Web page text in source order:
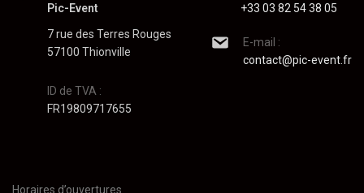
Pic-Event
7 rue des Terres Rouges
57100 Thionville
ID de TVA :
FR19809717655
+33 03 82 54 38 05
E-mail :
contact@pic-event.fr
Horaires d’ouvertures